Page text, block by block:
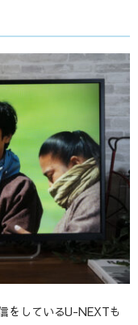
をしているU-NEXTも